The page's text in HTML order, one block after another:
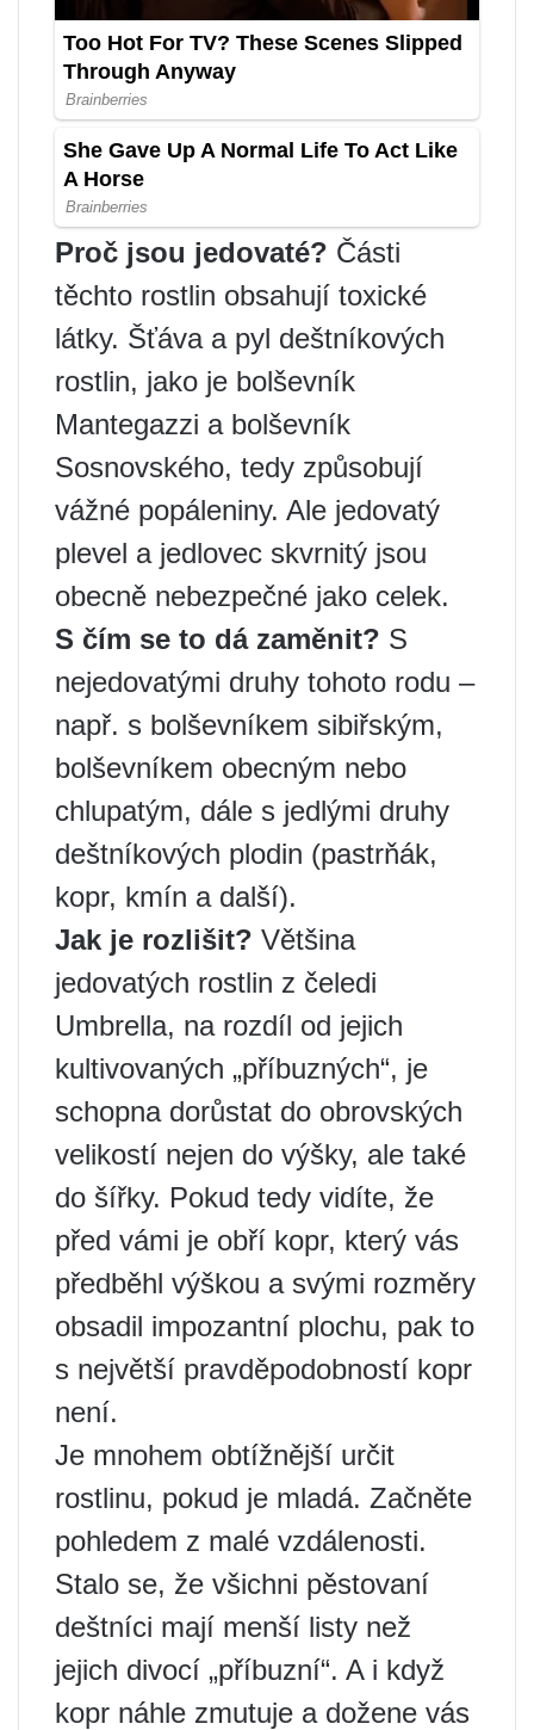
Proč jsou jedovaté? Části
těchto rostlin obsahují toxické
látky. Šťáva a pyl deštníkových
rostlin, jako je bolševník
Mantegazzi a bolševník
Sosnovského, tedy způsobují
vážné popáleniny. Ale jedovatý
plevel a jedlovec skvrnitý jsou
obecně nebezpečné jako celek.
S čím se to dá zaměnit? S
nejedovatými druhy tohoto rodu –
např. s bolševníkem sibiřským,
bolševníkem obecným nebo
chlupatým, dále s jedlými druhy
deštníkových plodin (pastrňák,
kopr, kmín a další).
Jak je rozlišit? Většina
jedovatých rostlin z čeledi
Umbrella, na rozdíl od jejich
kultivovaných „příbuzných“, je
schopna dorůstat do obrovských
velikostí nejen do výšky, ale také
do šířky. Pokud tedy vidíte, že
před vámi je obří kopr, který vás
předběhl výškou a svými rozměry
obsadil impozantní plochu, pak to
s největší pravděpodobností kopr
není.
Je mnohem obtížnější určit
rostlinu, pokud je mladá. Začněte
pohledem z malé vzdálenosti.
Stalo se, že všichni pěstovaní
deštníci mají menší listy než
jejich divocí „příbuzní“. A i když
kopr náhle zmutuje a dožene vás